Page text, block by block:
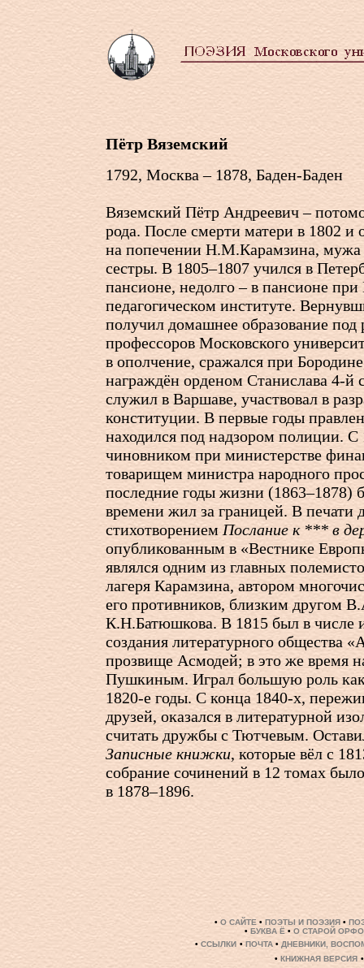
Пётр Вяземский
1792, Москва – 1878, Баден-Баден
Вяземский Пётр Андреевич –
рода. После смерти матери в 1802 и
на попечении Н.М.Карамзина, мужа
сестры. В 1805–1807 учился в
пансионе, недолго – в пансионе при
педагогическом институте.
получил домашнее образование под
профессоров Московского
в ополчение, сражался при
награждён орденом Станислава 4-й
служил в Варшаве, участвовал в
конституции. В первые годы
находился под надзором полиции. С
чиновником при министерстве
товарищем министра народного
последние годы жизни (1863–1878)
времени жил за границей. В печати
стихотворениемПослание к *** в
опубликованным в «Вестнике
являлся одним из главных
лагеря Карамзина, автором
его противников, близким другом
К.Н.Батюшкова. В 1815 был в числе
создания литературного общества
прозвище Асмодей; в это же время
Пушкиным. Играл большую роль
1820-е годы. С конца 1840-х,
друзей, оказался в литературной
считать дружбы с Тютчевым.
Записные книжки, которые вёл с
собрание сочинений в 12 томах
в 1878–1896.